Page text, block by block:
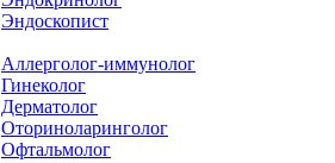
Эндоскопист
Аллерголог-иммунолог
Гинеколог
Дерматолог
Оториноларинголог
Офтальмолог